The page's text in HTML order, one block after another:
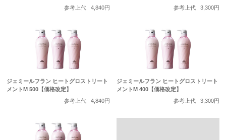
参考上代
4,840円
参考上代
3,300円
ジェミールフラン ヒートグロストリート
メントM 500【価格改定】
参考上代
4,840円
ジェミールフラン ヒートグロストリート
メントM 400【価格改定】
参考上代
3,300円